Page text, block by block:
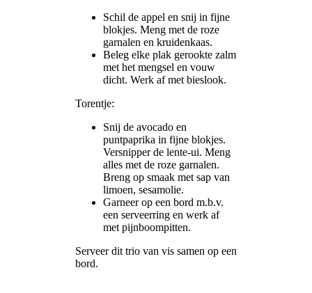
Schil de appel en snij in fijne
blokjes. Meng met de roze
garnalen en kruidenkaas.
Beleg elke plak gerookte zalm
met het mengsel en vouw
dicht. Werk af met bieslook.
Torentje:
Snij de avocado en
puntpaprika in fijne blokjes.
Versnipper de lente-ui. Meng
alles met de roze garnalen.
Breng op smaak met sap van
limoen, sesamolie.
Garneer op een bord m.b.v.
een serveerring en werk af
met pijnboompitten.
Serveer dit trio van vis samen op een
bord.